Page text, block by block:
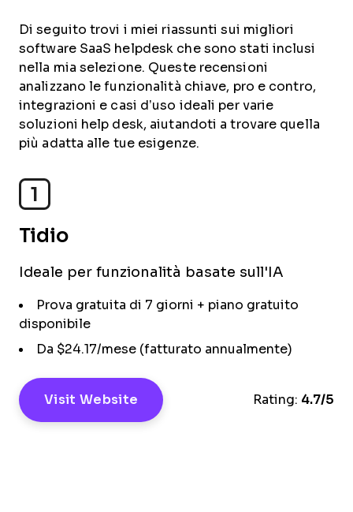
Di seguito trovi i miei riassunti sui migliori
software SaaS helpdesk che sono stati inclusi
nella mia selezione. Queste recensioni
analizzano le funzionalità chiave, pro e contro,
integrazioni e casi d’uso ideali per varie
soluzioni help desk, aiutandoti a trovare quella
più adatta alle tue esigenze.
1
Tidio
Ideale per funzionalità basate sull'IA
Prova gratuita di 7 giorni + piano gratuito
disponibile
Da $24.17/mese (fatturato annualmente)
Visit Website Rating: 4.7/5